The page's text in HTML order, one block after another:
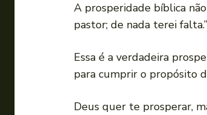
A prosperidade bíblica
pastor; de nada terei
Essa é a verdadeira
para cumprir o propósito
Deus quer te prosperar,